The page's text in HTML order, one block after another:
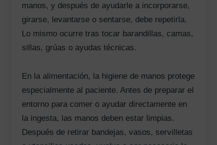
manos, y después de ayudarle a incorporarse,
girarse, levantarse o sentarse, debe repetirla.
Lo mismo ocurre tras tocar barandillas, camas,
sillas, grúas o ayudas técnicas.
En la alimentación, la higiene de manos protege
especialmente al paciente. Antes de preparar el
entorno para comer o ayudar directamente en
la ingesta, las manos deben estar limpias.
Después de retirar bandejas, vasos, servilletas